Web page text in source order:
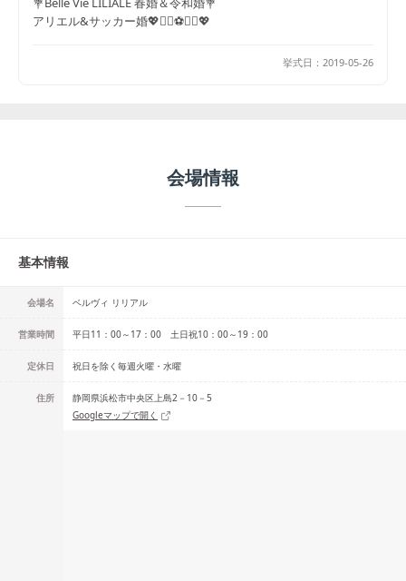
アリエル&サッカー婚💖🧜‍♀️⚽️🧜‍♂️💖
挙式日： 2019-05-26
会場情報
基本情報
会場名 ベルヴィ リリアル
営業時間 平日11：00～17：00 土日祝10：00～19：00
定休日 祝日を除く毎週火曜・水曜
住所
静岡県浜松市中央区上島2－10－5
Googleマップで開く